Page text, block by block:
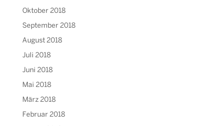
Oktober 2018
September 2018
August 2018
Juli 2018
Juni 2018
Mai 2018
März 2018
Februar 2018